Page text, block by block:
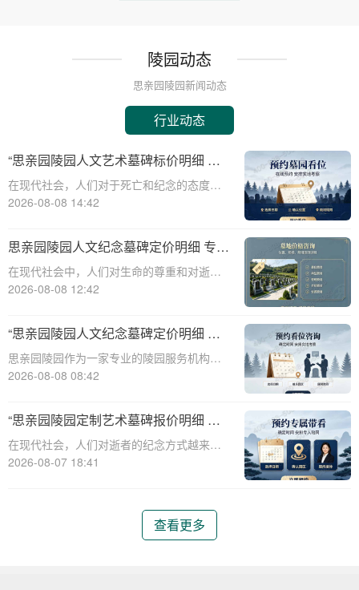
陵园动态
思亲园陵园新闻动态
行业动态
“思亲园陵园人文艺术墓碑标价明细 感
恩季购墓专属补贴”
在现代社会，人们对于死亡和纪念的态度逐
渐变得更加人文和个性化。思亲园陵园作为
直秉承着尊重生命、传承文化的理念，推出
了一系列人文艺术墓碑，以满足不同家庭对
于纪念和缅
2026-08-08 14:42
思亲园陵园人文纪念墓碑定价明细 专属
追思场地购墓即享详解
在现代社会中，人们对生命的尊重和对逝者
的缅怀愈发重视。思亲园陵园作为一家专业
务，旨在为家属提供一个庄重、宁静的场
所，以表达对逝者的无限思念。本文将详细
介绍思亲园陵
2026-08-08 12:42
“思亲园陵园人文纪念墓碑定价明细 专
属追思场地购墓即享 详解与优惠活动”
思亲园陵园作为一家专业的陵园服务机构，
致力于为家属提供高质量、人性化的纪念服
碑的定价明细，以及专属追思场地的购墓优
惠活动，帮助家属更好地了解和选择合适的
纪念方式。
2026-08-08 08:42
“思亲园陵园定制艺术墓碑报价明细 活
动减免设计雕刻费用详解”
在现代社会，人们对逝者的纪念方式越来越
注重个性化与艺术性。思亲园陵园作为一家
求。本文将详细介绍思亲园陵园定制艺术墓
2026-08-07 18:41
查看更多